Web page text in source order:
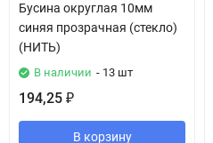
Бусина округлая 10мм
синяя прозрачная (стекло)
(НИТЬ)
В наличии - 13 шт
194,25 ₽
В корзину